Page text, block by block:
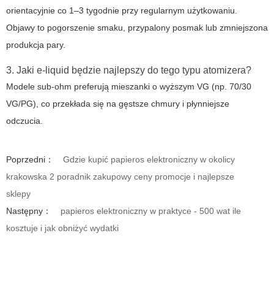
orientacyjnie co 1–3 tygodnie przy regularnym użytkowaniu.
Objawy to pogorszenie smaku, przypalony posmak lub zmniejszona
produkcja pary.
3. Jaki e‑liquid będzie najlepszy do tego typu atomizera?
Modele sub‑ohm preferują mieszanki o wyższym VG (np. 70/30
VG/PG), co przekłada się na gęstsze chmury i płynniejsze
odczucia.
Poprzedni：
Gdzie kupić papieros elektroniczny w okolicy
krakowska 2 poradnik zakupowy ceny promocje i najlepsze
sklepy
Następny：
papieros elektroniczny w praktyce - 500 wat ile
kosztuje i jak obniżyć wydatki